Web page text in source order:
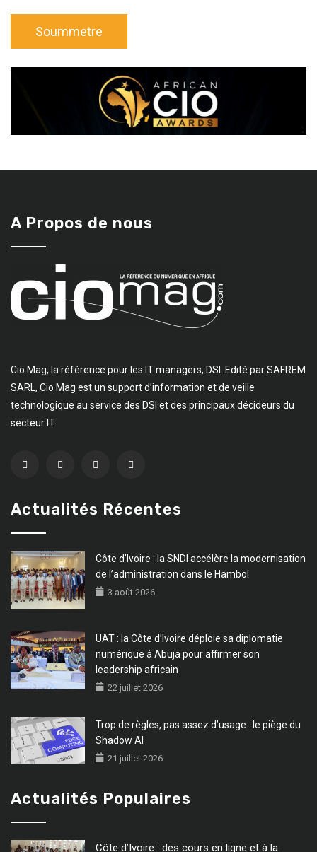
A Propos de nous
Cio Mag, la référence pour les IT managers, DSI. Edité par SAFREM
SARL, Cio Mag est un support d’information et de veille
technologique au service des DSI et des principaux décideurs du
secteur IT.
Actualités Récentes
Côte d’Ivoire : la SNDI accélère la modernisation
de l’administration dans le Hambol
3 août 2026
UAT : la Côte d’Ivoire déploie sa diplomatie
numérique à Abuja pour affirmer son
leadership africain
22 juillet 2026
Trop de règles, pas assez d’usage : le piège du
Shadow AI
21 juillet 2026
Actualités Populaires
Côte d’Ivoire : des cours en ligne et à la